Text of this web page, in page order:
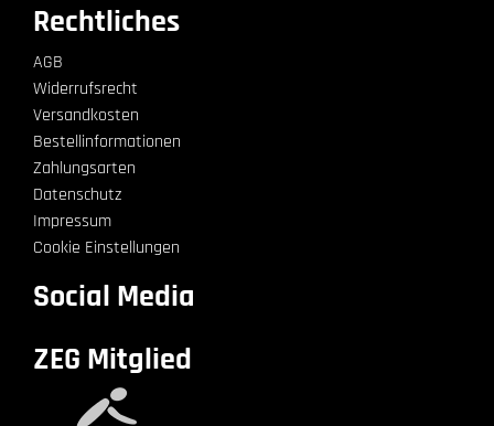
Rechtliches
AGB
Widerrufsrecht
Versandkosten
Bestellinformationen
Zahlungsarten
Datenschutz
Impressum
Cookie Einstellungen
Social Media
ZEG Mitglied